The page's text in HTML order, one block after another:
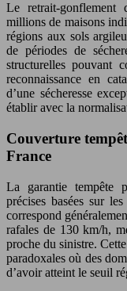
Le retrait-gonflement
millions de maisons
régions aux sols
de périodes de
structurelles pouvant
reconnaissance en
d’une sécheresse
établir avec la
Couverture
France
La garantie tempête
précises basées sur
correspond
rafales de 130 km/h,
proche du sinistre.
paradoxales où des
d’avoir atteint le seuil